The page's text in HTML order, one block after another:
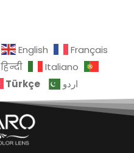
English
Français
हिन्दी
Italiano
Türkçe اردو